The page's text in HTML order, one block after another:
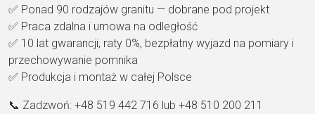
✅ Ponad 90 rodzajów granitu — dobrane pod projekt
✅ Praca zdalna i umowa na odległość
✅ 10 lat gwarancji, raty 0%, bezpłatny wyjazd na pomiary i
przechowywanie pomnika
✅ Produkcja i montaż w całej Polsce
📞 Zadzwoń: +48 519 442 716 lub +48 510 200 211